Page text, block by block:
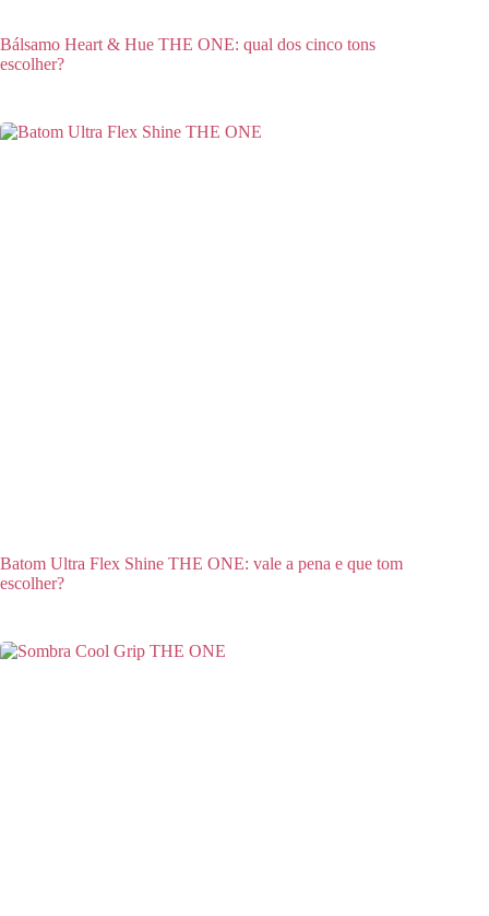
Bálsamo Heart & Hue THE ONE: qual dos cinco tons
escolher?
Batom Ultra Flex Shine THE ONE: vale a pena e que tom
escolher?